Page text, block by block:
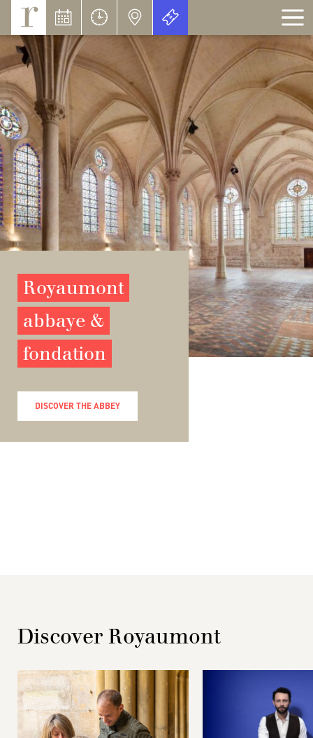
Royaumont
abbaye &
fondation
DISCOVER THE ABBEY
Discover Royaumont
Cookies management panel